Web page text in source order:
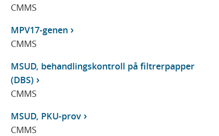
CMMS
MPV17-genen
CMMS
MSUD, behandlingskontroll på filtrerpapper
(DBS)
CMMS
MSUD, PKU-prov
CMMS